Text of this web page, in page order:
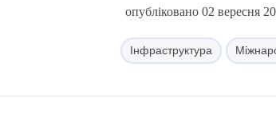
опубліковано 02 вересня
Інфраструктура